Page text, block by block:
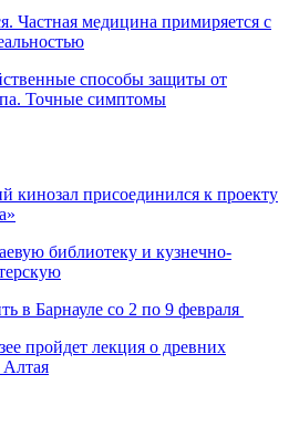
Частная медицина примиряется с
способы защиты от
Точные симптомы
кинозал присоединился к проекту
библиотеку и кузнечно-
в Барнауле со 2 по 9 февраля
пройдет лекция о древних
Алтая